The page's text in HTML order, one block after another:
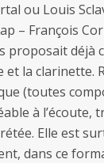
ou Louis
– François
proposait déjà
la clarinette.
(toutes
à l’écoute,
Elle est
dans ce